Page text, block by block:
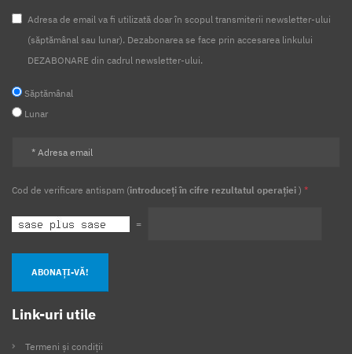
Adresa de email va fi utilizată doar în scopul transmiterii newsletter-ului
(săptămânal sau lunar). Dezabonarea se face prin accesarea linkului
DEZABONARE din cadrul newsletter-ului.
Săptămânal
Lunar
Cod de verificare antispam (introduceți în cifre rezultatul operației ) *
=
ABONAȚI-VĂ!
Link-uri utile
Termeni și condiții